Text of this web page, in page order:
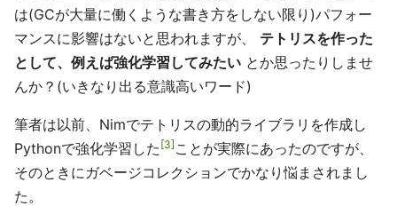
は(GCが大量に働くような書き方をしない限り)パフォー
マンスに影響はないと思われますが、 テトリスを作った
として、例えば強化学習してみたい とか思ったりしませ
んか？(いきなり出る意識高いワード)
筆者は以前、Nimでテトリスの動的ライブラリを作成し
Pythonで強化学習した 3 ことが実際にあったのですが、
そのときにガベージコレクションでかなり悩まされまし
た。